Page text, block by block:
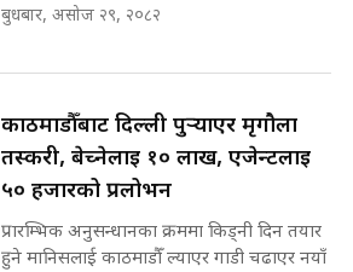
बुधबार, असोज २९, २०८२
काठमाडौँबाट दिल्ली पुर्‍याएर मृगौला
तस्करी, बेच्नेलाई १० लाख, एजेन्टलाई
५० हजारको प्रलोभन
प्रारम्भिक अनुसन्धानका क्रममा किड्नी दिन तयार
हुने मानिसलाई काठमाडौँ ल्याएर गाडी चढाएर नयाँ